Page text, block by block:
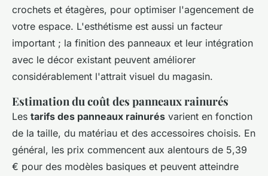
crochets et étagères, pour optimiser l'agencement de
votre espace. L'esthétisme est aussi un facteur
important ; la finition des panneaux et leur intégration
avec le décor existant peuvent améliorer
considérablement l'attrait visuel du magasin.
Estimation du coût des panneaux rainurés
Les tarifs des panneaux rainurés varient en fonction
de la taille, du matériau et des accessoires choisis. En
général, les prix commencent aux alentours de 5,39
€ pour des modèles basiques et peuvent atteindre